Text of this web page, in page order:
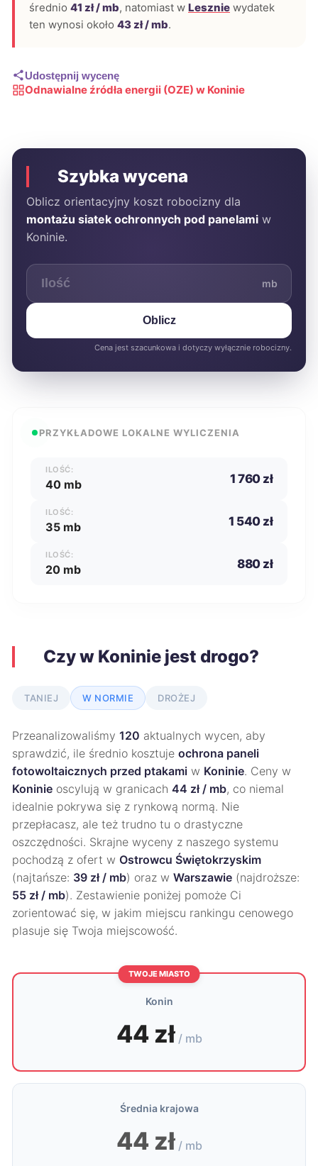
średnio 41 zł / mb, natomiast w Lesznie wydatek
ten wynosi około 43 zł / mb.
Udostępnij wycenę
Odnawialne źródła energii (OZE) w Koninie
Szybka wycena
Oblicz orientacyjny koszt robocizny dla
montażu siatek ochronnych pod panelami w
Koninie.
mb
Oblicz
Cena jest szacunkowa i dotyczy wyłącznie robocizny.
PRZYKŁADOWE LOKALNE WYLICZENIA
ILOŚĆ:
40 mb 1 760 zł
ILOŚĆ:
35 mb 1 540 zł
ILOŚĆ:
20 mb 880 zł
Czy w Koninie jest drogo?
TANIEJ W NORMIE DROŻEJ
Przeanalizowaliśmy 120 aktualnych wycen, aby
sprawdzić, ile średnio kosztuje ochrona paneli
fotowoltaicznych przed ptakami w Koninie. Ceny w
Koninie oscylują w granicach 44 zł / mb, co niemal
idealnie pokrywa się z rynkową normą. Nie
przepłacasz, ale też trudno tu o drastyczne
oszczędności. Skrajne wyceny z naszego systemu
pochodzą z ofert w Ostrowcu Świętokrzyskim
(najtańsze: 39 zł / mb) oraz w Warszawie (najdroższe:
55 zł / mb). Zestawienie poniżej pomoże Ci
zorientować się, w jakim miejscu rankingu cenowego
plasuje się Twoja miejscowość.
TWOJE MIASTO
Konin
44 zł / mb
Średnia krajowa
44 zł / mb